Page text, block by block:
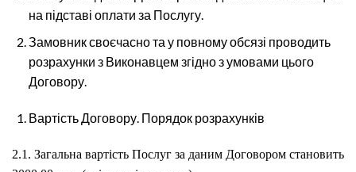
на підставі оплати за Послугу.
Замовник своєчасно та у повному обсязі проводить
розрахунки з Виконавцем згідно з умовами цього
Договору.
Вартість Договору. Порядок розрахунків
2.1. Загальна вартість Послуг за даним Договором становить